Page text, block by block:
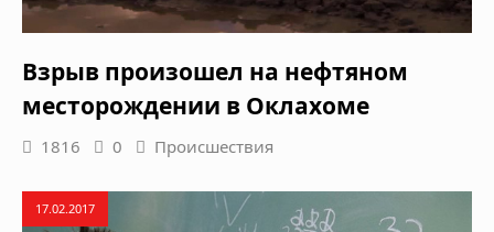
Взрыв произошел на нефтяном
месторождении в Оклахоме
1816 0 Происшествия
17.02.2017